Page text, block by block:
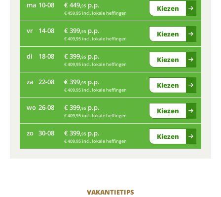
ma 10-08 € 449,95 p.p.
€ 459,95 incl. lokale heffingen
Kiezen
vr 14-08 € 399,95 p.p.
€ 409,95 incl. lokale heffingen
Kiezen
di 18-08 € 399,95 p.p.
€ 409,95 incl. lokale heffingen
Kiezen
za 22-08 € 399,95 p.p.
€ 409,95 incl. lokale heffingen
Kiezen
wo 26-08 € 399,95 p.p.
€ 409,95 incl. lokale heffingen
Kiezen
zo 30-08 € 399,95 p.p.
€ 409,95 incl. lokale heffingen
Kiezen
VAKANTIETIPS